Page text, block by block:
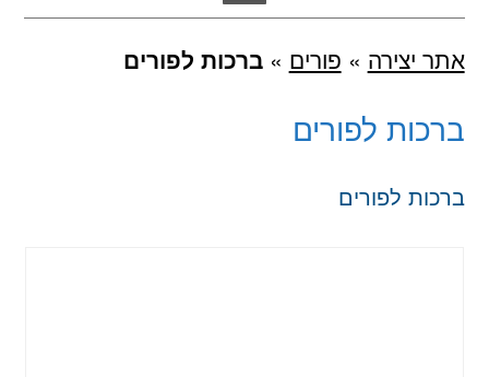
אתר יצירה » פורים »ברכות לפורים
ברכות לפורים
ברכות לפורים